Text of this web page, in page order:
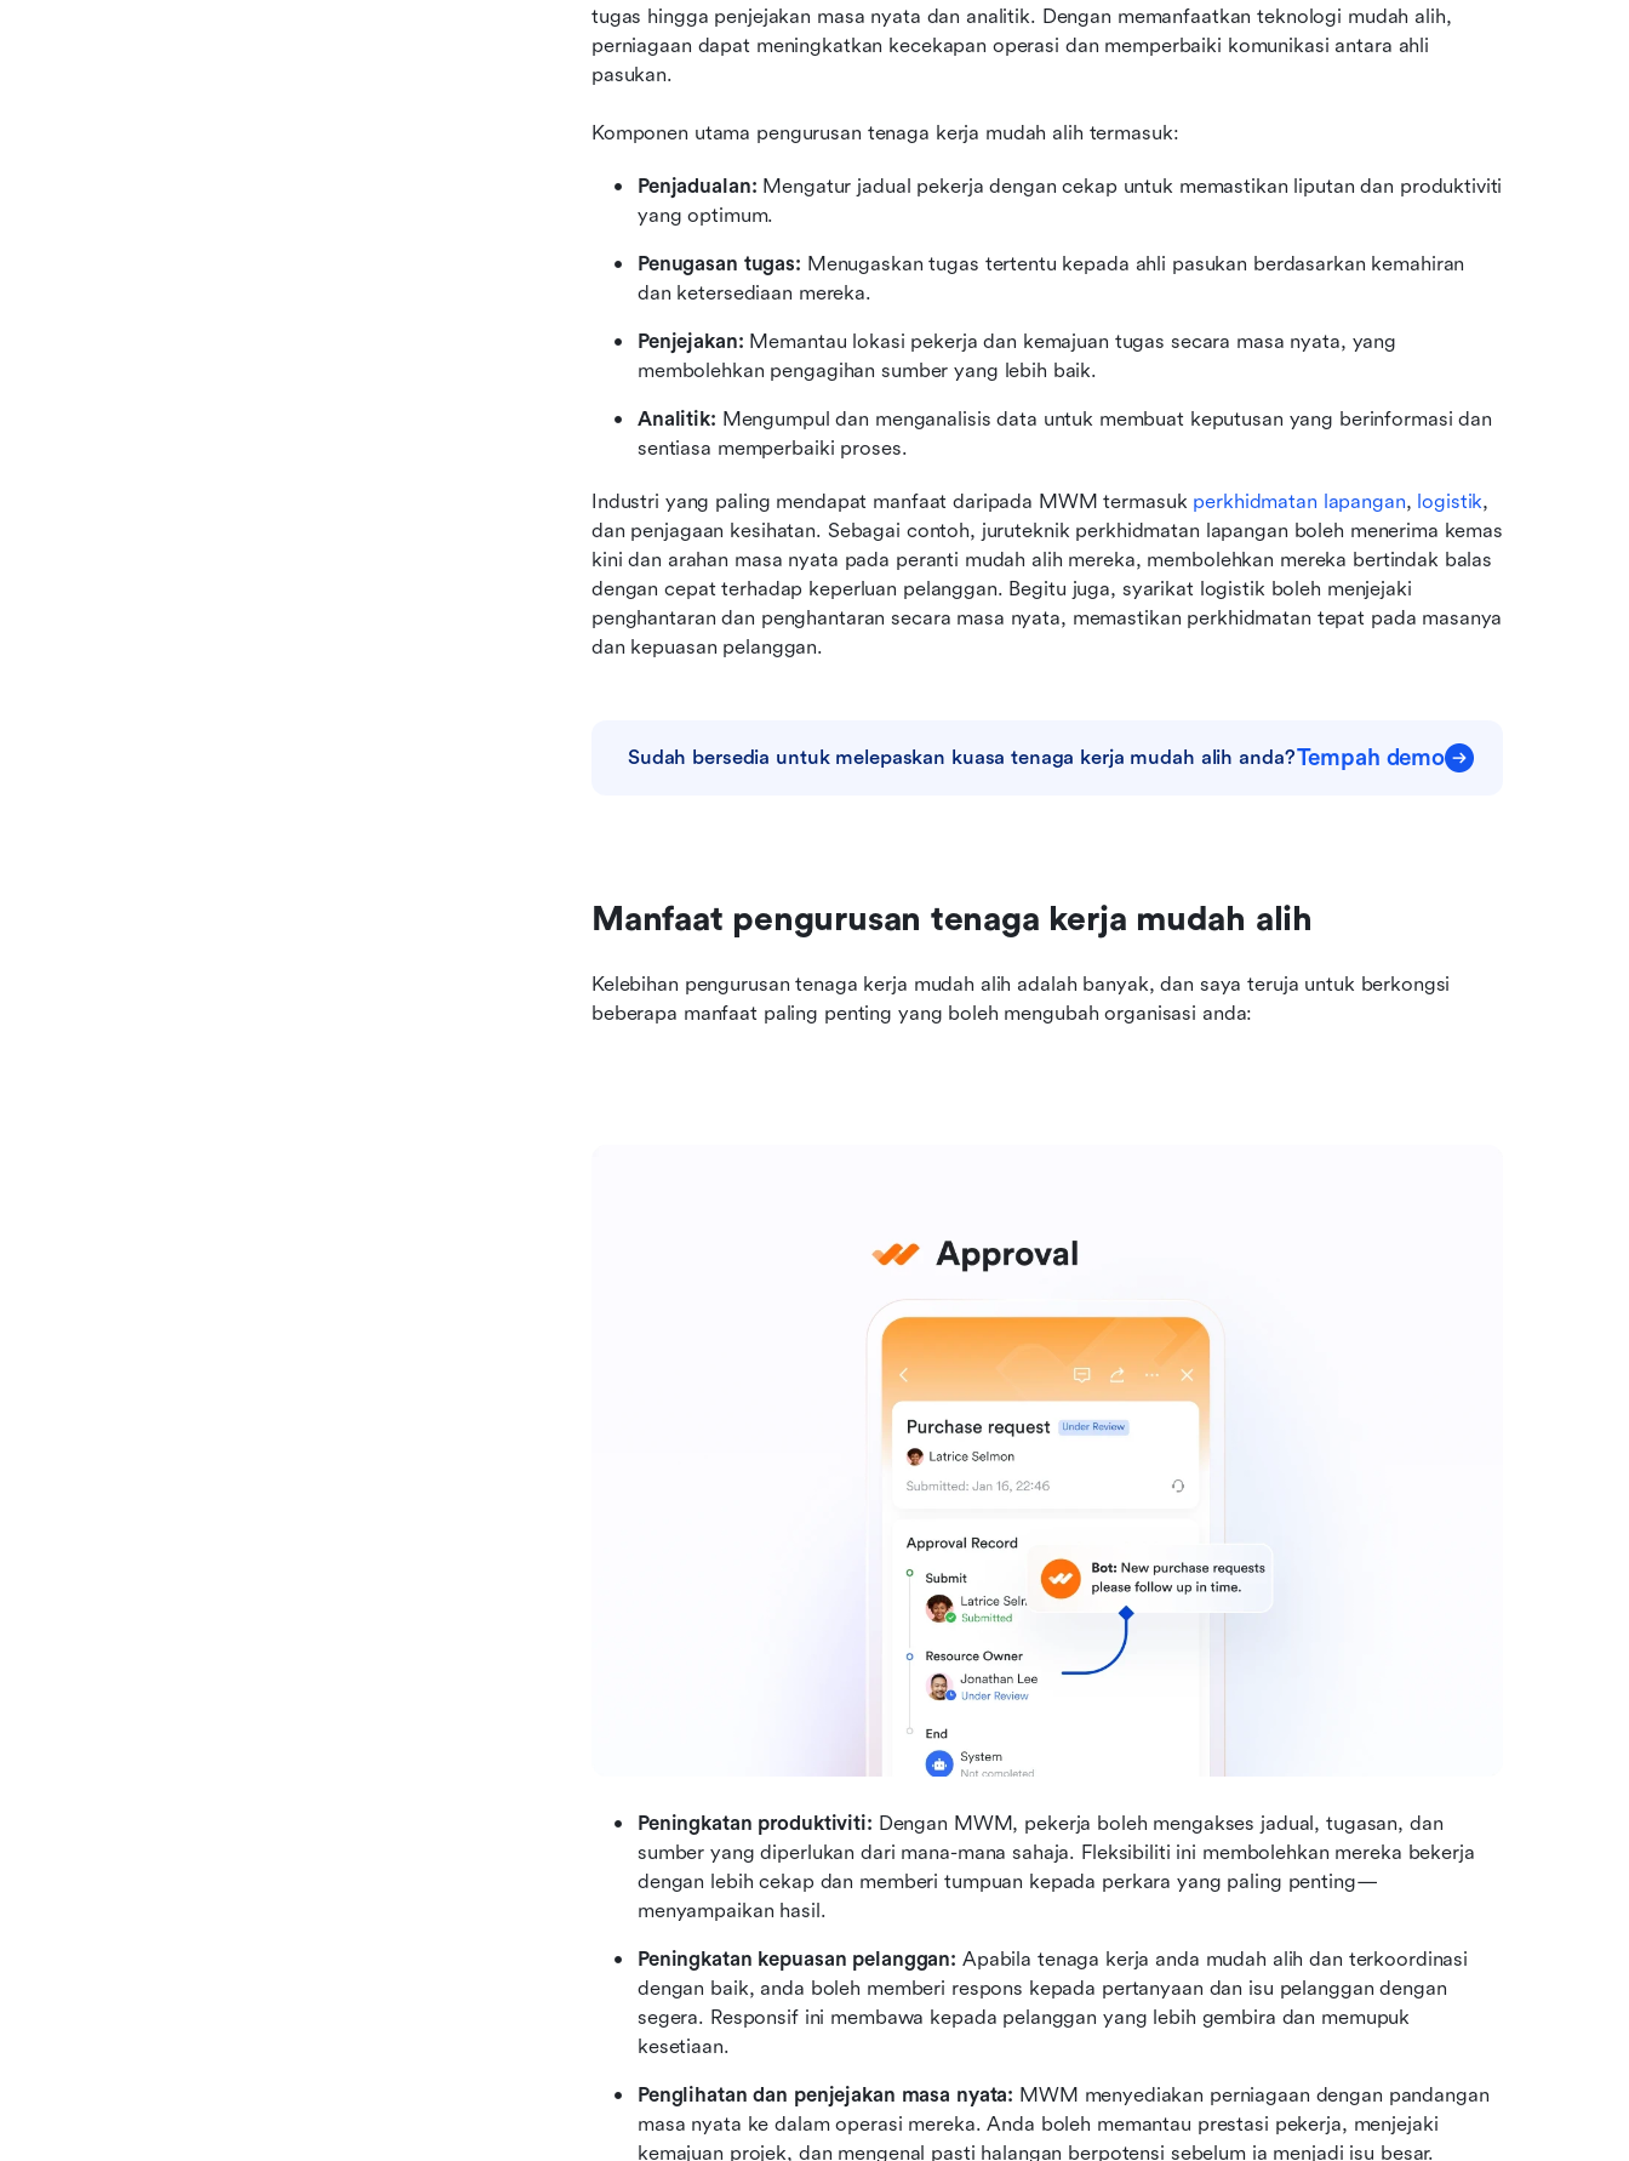
tugas hingga penjejakan masa nyata dan analitik. Dengan memanfaatkan teknologi mudah alih,
perniagaan dapat meningkatkan kecekapan operasi dan memperbaiki komunikasi antara ahli
pasukan.
Komponen utama pengurusan tenaga kerja mudah alih termasuk:
Penjadualan: Mengatur jadual pekerja dengan cekap untuk memastikan liputan dan produktiviti
yang optimum.
Penugasan tugas: Menugaskan tugas tertentu kepada ahli pasukan berdasarkan kemahiran
dan ketersediaan mereka.
Penjejakan: Memantau lokasi pekerja dan kemajuan tugas secara masa nyata, yang
membolehkan pengagihan sumber yang lebih baik.
Analitik: Mengumpul dan menganalisis data untuk membuat keputusan yang berinformasi dan
sentiasa memperbaiki proses.
Industri yang paling mendapat manfaat daripada MWM termasuk perkhidmatan lapangan, logistik,
dan penjagaan kesihatan. Sebagai contoh, juruteknik perkhidmatan lapangan boleh menerima kemas
kini dan arahan masa nyata pada peranti mudah alih mereka, membolehkan mereka bertindak balas
dengan cepat terhadap keperluan pelanggan. Begitu juga, syarikat logistik boleh menjejaki
penghantaran dan penghantaran secara masa nyata, memastikan perkhidmatan tepat pada masanya
dan kepuasan pelanggan.
Sudah bersedia untuk melepaskan kuasa tenaga kerja mudah alih anda?Tempah demo
Manfaat pengurusan tenaga kerja mudah alih
Kelebihan pengurusan tenaga kerja mudah alih adalah banyak, dan saya teruja untuk berkongsi
beberapa manfaat paling penting yang boleh mengubah organisasi anda:
Peningkatan produktiviti: Dengan MWM, pekerja boleh mengakses jadual, tugasan, dan
sumber yang diperlukan dari mana-mana sahaja. Fleksibiliti ini membolehkan mereka bekerja
dengan lebih cekap dan memberi tumpuan kepada perkara yang paling penting—
menyampaikan hasil.
Peningkatan kepuasan pelanggan: Apabila tenaga kerja anda mudah alih dan terkoordinasi
dengan baik, anda boleh memberi respons kepada pertanyaan dan isu pelanggan dengan
segera. Responsif ini membawa kepada pelanggan yang lebih gembira dan memupuk
kesetiaan.
Penglihatan dan penjejakan masa nyata: MWM menyediakan perniagaan dengan pandangan
masa nyata ke dalam operasi mereka. Anda boleh memantau prestasi pekerja, menjejaki
kemajuan projek, dan mengenal pasti halangan berpotensi sebelum ia menjadi isu besar.